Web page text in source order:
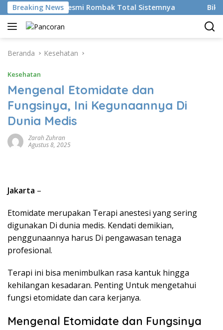
Langsung
ke
konten
Breaking News
BRMS Resmi Rombak Total Sistemnya Bikin Gen
Beranda Kesehatan
Kesehatan
Mengenal Etomidate dan
Fungsinya, Ini Kegunaannya Di
Dunia Medis
Zarah Zuhran
Agustus 8, 2025
Jakarta –
Etomidate merupakan Terapi anestesi yang sering
digunakan Di dunia medis. Kendati demikian,
penggunaannya harus Di pengawasan tenaga
profesional.
Terapi ini bisa menimbulkan rasa kantuk hingga
kehilangan kesadaran. Penting Untuk mengetahui
fungsi etomidate dan cara kerjanya.
Mengenal Etomidate dan Fungsinya